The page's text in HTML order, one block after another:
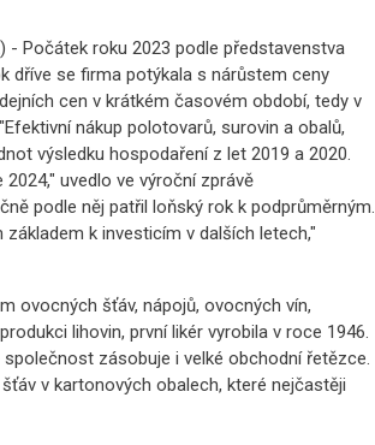
- Počátek roku 2023 podle představenstva
dříve se firma potýkala s nárůstem ceny
cen v krátkém časovém období, tedy v
nákup polotovarů, surovin a obalů,
výsledku hospodaření z let 2019 a 2020.
uvedlo ve výroční zprávě
podle něj patřil loňský rok k podprůměrným.
k investicím v dalších letech,"
ovocných šťáv, nápojů, ovocných vín,
lihovin, první likér vyrobila v roce 1946.
zásobuje i velké obchodní řetězce.
v kartonových obalech, které nejčastěji